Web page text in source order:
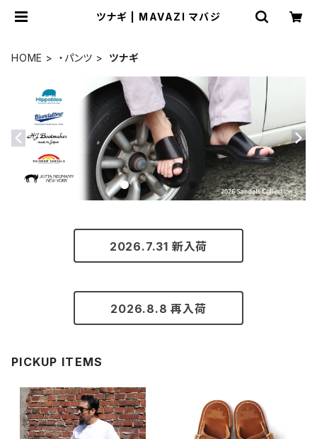
ツナギ | MAVAZI マバジ
HOME ・パンツ ツナギ
2026.7.31 新入荷
2026.8.8 再入荷
PICKUP ITEMS